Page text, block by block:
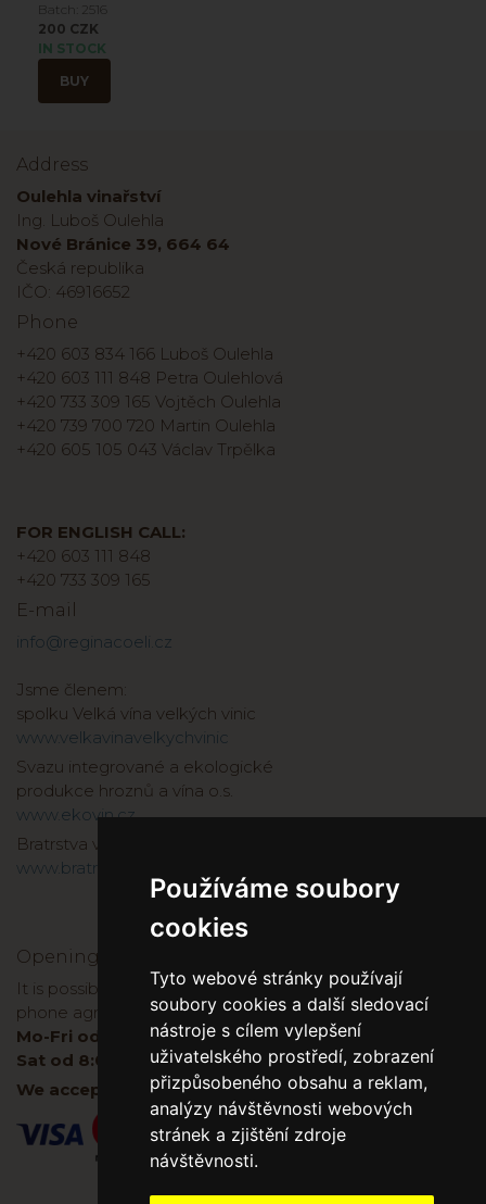
Používáme soubory
cookies
Tyto webové stránky používají
soubory cookies a další sledovací
nástroje s cílem vylepšení
uživatelského prostředí, zobrazení
přizpůsobeného obsahu a reklam,
analýzy návštěvnosti webových
stránek a zjištění zdroje
návštěvnosti.
Batch: 2516
200 CZK
IN STOCK
BUY
Address
Oulehla vinařství
Ing. Luboš Oulehla
Nové Bránice 39, 664 64
Česká republika
IČO: 46916652
Phone
+420 603 834 166 Luboš Oulehla
+420 603 111 848 Petra Oulehlová
+420 733 309 165 Vojtěch Oulehla
+420 739 700 720 Martin Oulehla
+420 605 105 043 Václav Trpělka
FOR ENGLISH CALL:
+420 603 111 848
+420 733 309 165
E-mail
info@reginacoeli.cz
Jsme členem:
spolku Velká vína velkých vinic
www.velkavinavelkychvinic
Svazu integrované a ekologické
produkce hroznů a vína o.s.
www.ekovin.cz
Bratrstva vinařů a kopáčů 1737
www.bratrstvo1737.cz
Opening hours
It is possible to buy wine directly at the winery, after
phone agreement:
Mo-Fri od 8:00 do 17:00
Sat od 8:00-11:00
We accept cards both on E-shop and in winery.